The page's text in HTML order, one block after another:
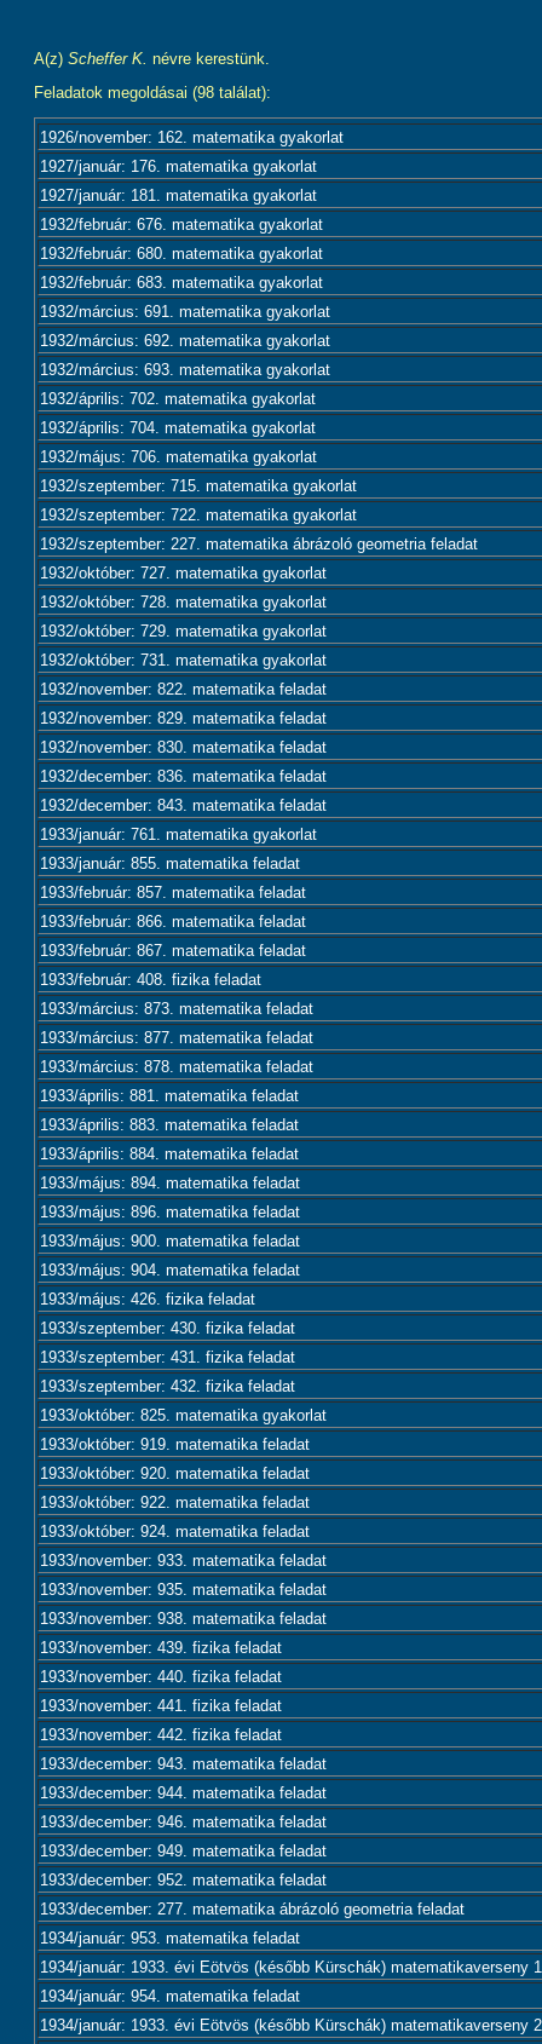
A(z) Scheffer K. névre kerestünk.
Feladatok megoldásai (98 találat):
1926/november: 162. matematika gyakorlat
1927/január: 176. matematika gyakorlat
1927/január: 181. matematika gyakorlat
1932/február: 676. matematika gyakorlat
1932/február: 680. matematika gyakorlat
1932/február: 683. matematika gyakorlat
1932/március: 691. matematika gyakorlat
1932/március: 692. matematika gyakorlat
1932/március: 693. matematika gyakorlat
1932/április: 702. matematika gyakorlat
1932/április: 704. matematika gyakorlat
1932/május: 706. matematika gyakorlat
1932/szeptember: 715. matematika gyakorlat
1932/szeptember: 722. matematika gyakorlat
1932/szeptember: 227. matematika ábrázoló geometria feladat
1932/október: 727. matematika gyakorlat
1932/október: 728. matematika gyakorlat
1932/október: 729. matematika gyakorlat
1932/október: 731. matematika gyakorlat
1932/november: 822. matematika feladat
1932/november: 829. matematika feladat
1932/november: 830. matematika feladat
1932/december: 836. matematika feladat
1932/december: 843. matematika feladat
1933/január: 761. matematika gyakorlat
1933/január: 855. matematika feladat
1933/február: 857. matematika feladat
1933/február: 866. matematika feladat
1933/február: 867. matematika feladat
1933/február: 408. fizika feladat
1933/március: 873. matematika feladat
1933/március: 877. matematika feladat
1933/március: 878. matematika feladat
1933/április: 881. matematika feladat
1933/április: 883. matematika feladat
1933/április: 884. matematika feladat
1933/május: 894. matematika feladat
1933/május: 896. matematika feladat
1933/május: 900. matematika feladat
1933/május: 904. matematika feladat
1933/május: 426. fizika feladat
1933/szeptember: 430. fizika feladat
1933/szeptember: 431. fizika feladat
1933/szeptember: 432. fizika feladat
1933/október: 825. matematika gyakorlat
1933/október: 919. matematika feladat
1933/október: 920. matematika feladat
1933/október: 922. matematika feladat
1933/október: 924. matematika feladat
1933/november: 933. matematika feladat
1933/november: 935. matematika feladat
1933/november: 938. matematika feladat
1933/november: 439. fizika feladat
1933/november: 440. fizika feladat
1933/november: 441. fizika feladat
1933/november: 442. fizika feladat
1933/december: 943. matematika feladat
1933/december: 944. matematika feladat
1933/december: 946. matematika feladat
1933/december: 949. matematika feladat
1933/december: 952. matematika feladat
1933/december: 277. matematika ábrázoló geometria feladat
1934/január: 953. matematika feladat
1934/január: 1933. évi Eötvös (később Kürschák) matematikaverseny
1934/január: 954. matematika feladat
1934/január: 1933. évi Eötvös (később Kürschák) matematikaverseny